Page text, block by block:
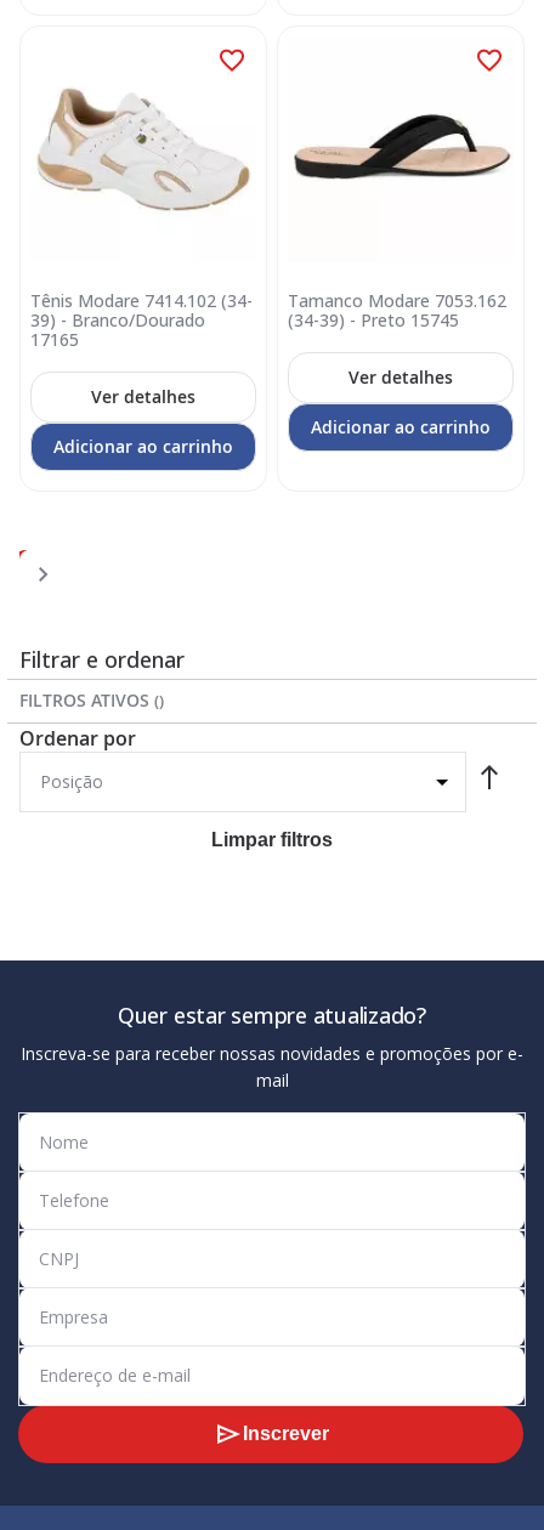
Tênis Modare 7414.102 (34-
39) - Branco/Dourado
17165
Ver detalhes
Adicionar ao carrinho
Tamanco Modare 7053.162
(34-39) - Preto 15745
Ver detalhes
Adicionar ao carrinho
Você
esta
pagina
1 3
Filtrar e ordenar
FILTROS ATIVOS
Ordenar por
Limpar filtros
Quer estar sempre atualizado?
Inscreva-se para receber nossas novidades e promoções por e-
mail
Inscrever